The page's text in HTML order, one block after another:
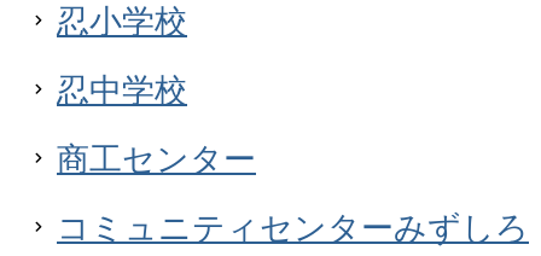
忍小学校
忍中学校
商工センター
コミュニティセンターみずしろ